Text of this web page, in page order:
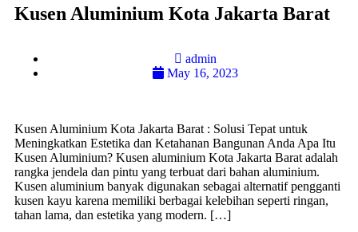
Kusen Aluminium Kota Jakarta Barat
admin
May 16, 2023
Kusen Aluminium Kota Jakarta Barat : Solusi Tepat untuk
Meningkatkan Estetika dan Ketahanan Bangunan Anda Apa Itu
Kusen Aluminium? Kusen aluminium Kota Jakarta Barat adalah
rangka jendela dan pintu yang terbuat dari bahan aluminium.
Kusen aluminium banyak digunakan sebagai alternatif pengganti
kusen kayu karena memiliki berbagai kelebihan seperti ringan,
tahan lama, dan estetika yang modern. […]